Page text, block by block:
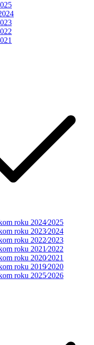
roku 2024⁄2025
roku 2023⁄2024
roku 2022⁄2023
roku 2021⁄2022
roku 2020⁄2021
roku 2019⁄2020
roku 2025⁄2026